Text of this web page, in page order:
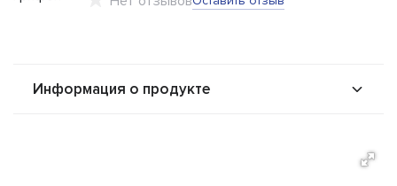
Информация о продукте